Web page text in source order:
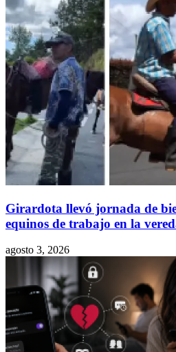
Girardota llevó jornada de
equinos de trabajo en la
agosto 3, 2026